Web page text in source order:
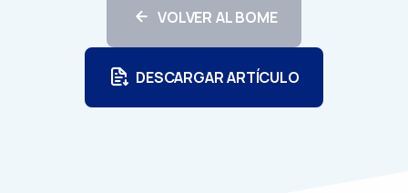
VOLVER AL BOME
DESCARGAR ARTÍCULO